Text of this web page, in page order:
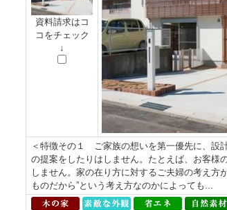
資料請求はコ
コをチェック
↓
＜特徴その１ ご家族の想いを第一優先に、設
の提案をしたりはしません。たとえば、お客様
しません。家の在り方に対するご夫婦の考え方
ものだから”という考え方なのかによっても...